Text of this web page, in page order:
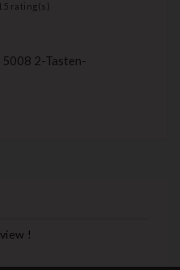
rating(s)
2-Tasten-
!